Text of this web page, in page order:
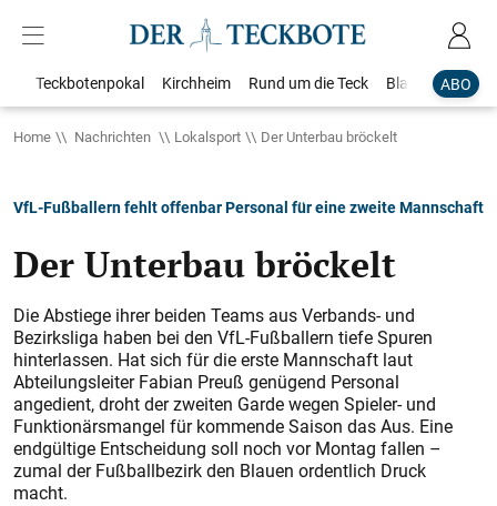
ABO
Teckbotenpokal Kirchheim Rund um die Teck Blaulicht
Home Nachrichten Lokalsport Der Unterbau bröckelt
VfL-Fußballern fehlt offenbar Personal für eine zweite Mannschaft
Der Unterbau bröckelt
Die Abstiege ihrer beiden Teams aus Verbands- und
Bezirksliga haben bei den VfL-Fußballern tiefe Spuren
hinterlassen. Hat sich für die erste Mannschaft laut
Abteilungsleiter Fabian Preuß genügend Personal
angedient, droht der zweiten Garde wegen Spieler- und
Funktionärsmangel für kommende Saison das Aus. Eine
endgültige Entscheidung soll noch vor Montag fallen –
zumal der Fußballbezirk den Blauen ordentlich Druck
macht.